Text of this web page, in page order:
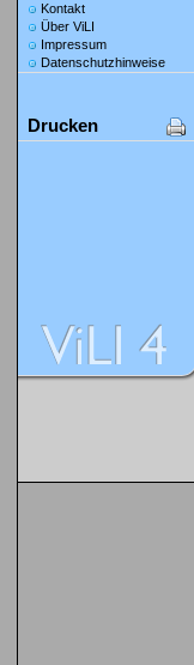
Kontakt
Über ViLI
Impressum
Datenschutzhinweise
Drucken